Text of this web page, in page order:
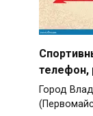
телефон,
Город